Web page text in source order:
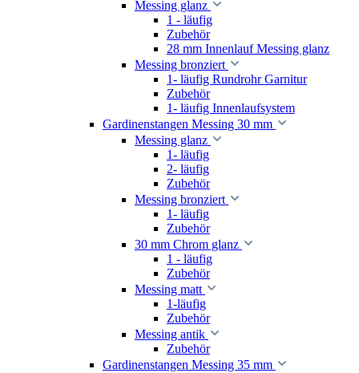
Messing glanz
1 - läufig
Zubehör
28 mm Innenlauf Messing glanz
Messing bronziert
1- läufig Rundrohr Garnitur
Zubehör
1- läufig Innenlaufsystem
Gardinenstangen Messing 30 mm
Messing glanz
1- läufig
2- läufig
Zubehör
Messing bronziert
1- läufig
Zubehör
30 mm Chrom glanz
1 - läufig
Zubehör
Messing matt
1-läufig
Zubehör
Messing antik
Zubehör
Gardinenstangen Messing 35 mm